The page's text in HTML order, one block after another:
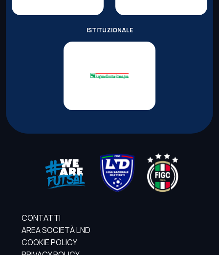
ISTITUZIONALE
CONTATTI
AREA SOCIETÀ LND
COOKIE POLICY